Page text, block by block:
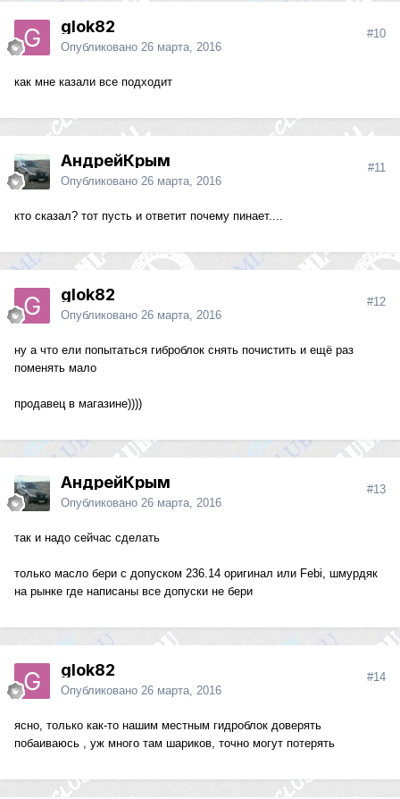
glok82
Опубликовано 26 марта, 2016
#10
как мне казали все подходит
АндрейКрым
Опубликовано 26 марта, 2016
#11
кто сказал? тот пусть и ответит почему пинает....
glok82
Опубликовано 26 марта, 2016
#12
ну а что ели попытаться гиброблок снять почистить и ещё раз
поменять мало
продавец в магазине))))
АндрейКрым
Опубликовано 26 марта, 2016
#13
так и надо сейчас сделать
только масло бери с допуском 236.14 оригинал или Febi, шмурдяк
на рынке где написаны все допуски не бери
glok82
Опубликовано 26 марта, 2016
#14
ясно, только как-то нашим местным гидроблок доверять
побаиваюсь , уж много там шариков, точно могут потерять